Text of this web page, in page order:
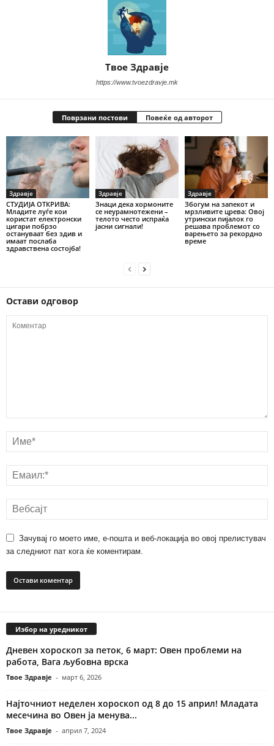
Твое Здравје
https://www.tvoezdravje.mk
Поврзани постови Повеќе од авторот
Здравје
СТУДИЈА ОТКРИВА:
Младите луѓе кои
користат електронски
цигари побрзо
остануваат без здив и
имаат послаба
здравствена состојба!
Здравје
Знаци дека хормоните
се неурамнотежени –
телото често испраќа
јасни сигнали!
Здравје
Збогум на запекот и
мрзливите црева: Овој
утрински пијалок го
решава проблемот со
варењето за рекордно
време
Остави одговор
Зачувај го моето име, е-пошта и веб-локација во овој прелистувач
за следниот пат кога ќе коментирам.
Избор на уредникот
Дневен хороскоп за петок, 6 март: Овен проблеми на
работа, Вага љубовна врска
Твое Здравје - март 6, 2026
Најточниот неделен хороскоп од 8 до 15 април! Младата
месечина во Овен ја менува...
Твое Здравје - април 7, 2024